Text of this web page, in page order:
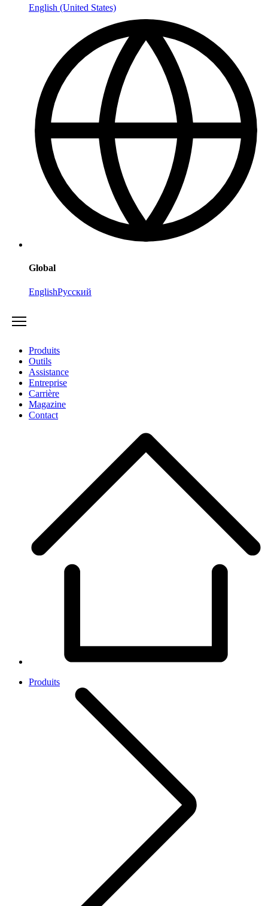
English (United States)
Global
EnglishРусский
Produits
Outils
Assistance
Entreprise
Carrière
Magazine
Contact
Produits